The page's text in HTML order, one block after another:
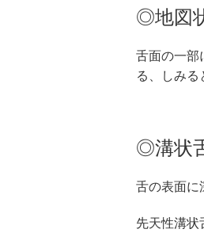
◎地図
舌面の一部
る、しみる
◎溝状
舌の表面に
先天性溝状